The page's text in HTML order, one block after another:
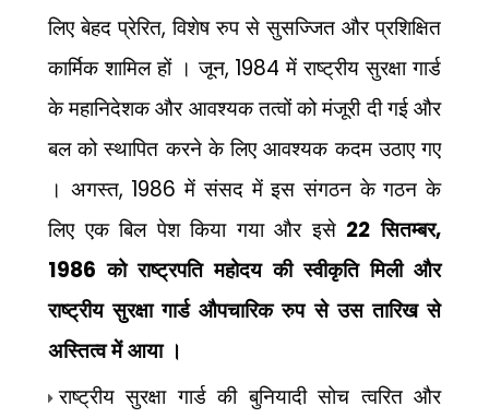
लिए बेहद प्रेरित,विशेष रुप से सुसज्जित और प्रशिक्षित
कार्मिक शामिल हों । जून, 1984 में राष्ट्रीय सुरक्षा गार्ड
के महानिदेशक और आवश्यक तत्वों को मंजूरी दी गई और
बल को स्थापित करने के लिए आवश्यक कदम उठाए गए
। अगस्त, 1986 में संसद में इस संगठन के गठन के
लिए एक बिल पेश किया गया और इसे 22 सितम्बर,
1986 को राष्ट्रपति महोदय की स्वीकृति मिली और
राष्ट्रीय सुरक्षा गार्ड औपचारिक रुप से उस तारिख से
अस्तित्व में आया ।
राष्ट्रीय सुरक्षा गार्ड की बुनियादी सोच त्वरित और